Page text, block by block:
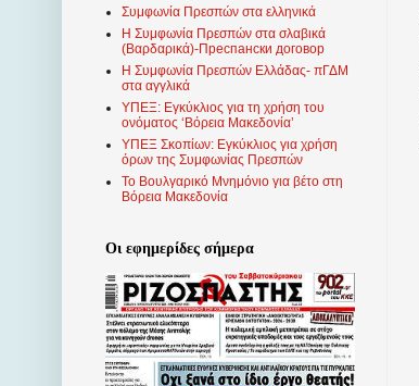
Συμφωνία Πρεσπών στα ελληνικά
Η Συμφωνία Πρεσπών στα σλαβικά
(Βαρδαρικά)-Преспански договор
Η Συμφωνία Πρεσπών Ελλάδας- πΓΔΜ
στα αγγλικά
ΥΠΕΞ: Εγκύκλιος για τη χρήση του
ονόματος ‘Βόρεια Μακεδονία’
ΥΠΕΞ Σκοπίων: Εγκύκλιος για χρήση
όρων της Συμφωνίας Πρεσπών
Το Βουλγαρικό Μνημόνιο για βέτο στη
Βόρεια Μακεδονία
Οι εφημερίδες σήμερα